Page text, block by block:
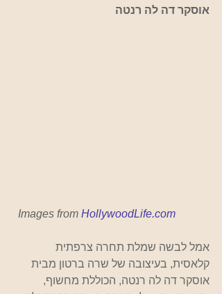
אוסקר דה לה רנטה
Images from HollywoodLife.com
אמל לבשה שמלת תחרה צרפתית
קלאסית, בעיצובה של שרה ברטון מבית
אוסקר דה לה רנטה, הכוללת מחשוף,